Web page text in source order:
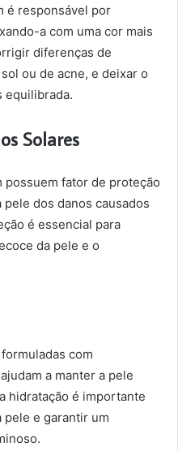
é responsável por
a com uma cor mais
diferenças de
ou de acne, e deixar o
equilibrada.
Solares
possuem fator de proteção
dos danos causados
é essencial para
da pele e o
com
a manter a pele
hidratação é importante
pele e garantir um